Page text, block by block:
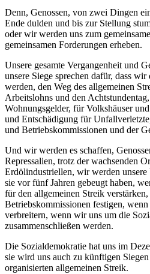
Denn, Genossen, von zwei Dingen
Ende dulden und bis zur Stellung
oder wir werden uns zum
gemeinsamen Forderungen erheben.
Unsere gesamte Vergangenheit und
unsere Siege sprechen dafür, dass
werden, den Weg des allgemeinen
Arbeitslohns und den
Wohnungsgelder, für Volkshäuser
und Entschädigung für
und Betriebskommissionen und der
Und wir werden es schaffen,
Repressalien, trotz der wachsenden
Erdölindustriellen, wir werden
sie vor fünf Jahren gebeugt haben,
für den allgemeinen Streik
Betriebskommissionen festigen,
verbreitern, wenn wir uns um die
zusammenschließen werden.
Die Sozialdemokratie hat uns im
sie wird uns auch zu künftigen
organisierten allgemeinen Streik.